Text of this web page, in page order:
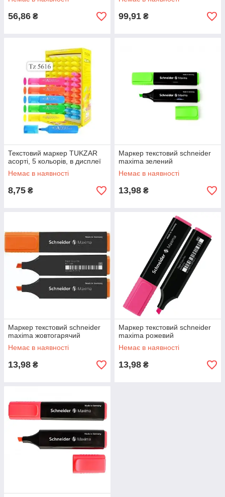
56,86 ₴ 99,91 ₴
Текстовий маркер TUKZAR
асорті, 5 кольорів, в дисплеї
Немає в наявності
8,75 ₴
Маркер текстовий schneider
maxima зелений
Немає в наявності
13,98 ₴
Маркер текстовий schneider
maxima жовтогарячий
Немає в наявності
13,98 ₴
Маркер текстовий schneider
maxima рожевий
Немає в наявності
13,98 ₴